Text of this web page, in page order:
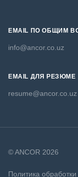
EMAIL ПО ОБЩИМ
info@ancor.co.uz
EMAIL ДЛЯ РЕЗЮМЕ
resume@ancor.co.uz
© ANCOR 2026
Политика